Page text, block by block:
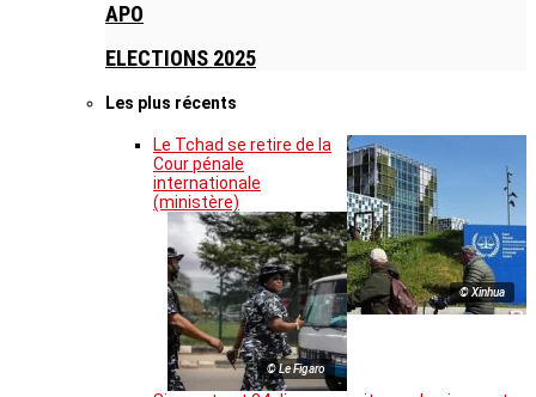
APO
ELECTIONS 2025
Les plus récents
© Xinhua
Le Tchad se retire de la
Cour pénale
internationale
(ministère)
© Le Figaro